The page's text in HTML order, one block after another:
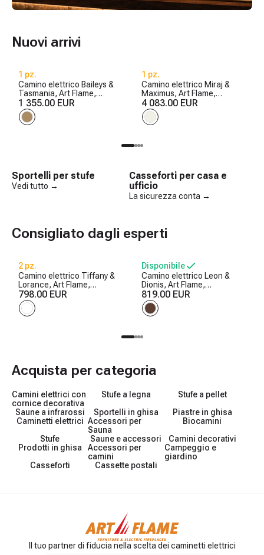
Nuovi arrivi
1 pz.
Camino elettrico Baileys &
Tasmania, Art Flame,
560x1700x270 mm, 1500W,
2 livelli di riscaldamento, 5
livelli di luminosita, Timer
1 355.00 EUR
1 pz.
Camino elettrico Miraj &
Maximus, Art Flame,
1250x1500x350 mm,
1500W, 3 colori di fiamma, 5
livelli di luminosita, Timer
4 083.00 EUR
Sportelli per stufe
Vedi tutto →
Casseforti per casa e
ufficio
La sicurezza conta →
Consigliato dagli esperti
2 pz.
Camino elettrico Tiffany &
Lorance, Art Flame,
850x1100x270 mm, 1500W,
3 colori di fiamma, 2 livelli di
riscaldamento, 5 livelli di
798.00 EUR
Disponibile
Camino elettrico Leon &
Dionis, Art Flame,
958x1096x280 mm, 1500W,
2 livelli di riscaldamento, 5
livelli di luminosita, Timer
819.00 EUR
Acquista per categoria
Camini elettrici con
cornice decorativa
Stufe a legna
Stufe a pellet
Saune a infrarossi
Sportelli in ghisa
Piastre in ghisa
Caminetti elettrici Accessori per
Sauna
Biocamini
Stufe
Saune e accessori
Camini decorativi
Prodotti in ghisa
Accessori per
camini
Campeggio e
giardino
Casseforti
Cassette postali
Il tuo partner di fiducia nella scelta dei caminetti elettrici